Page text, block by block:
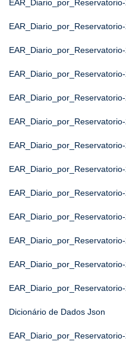
EAR_Diario_por_Reservatorio-
Dicionário de Dados Json